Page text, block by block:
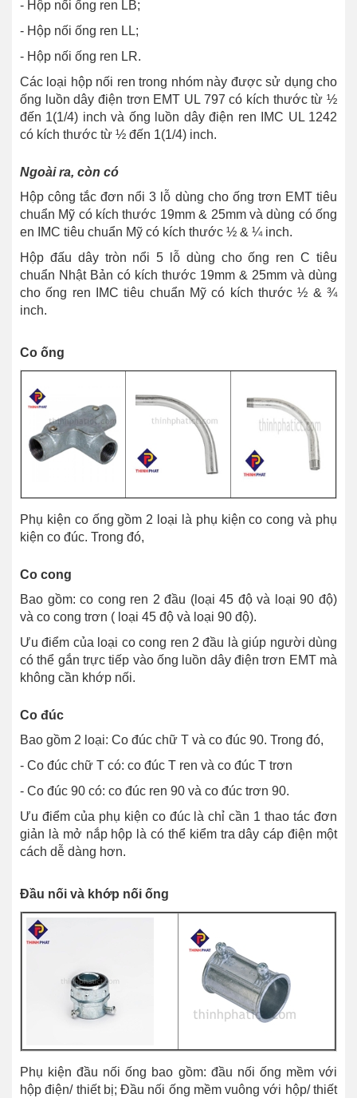
- Hộp nối ống ren LB;
- Hộp nối ống ren LL;
- Hộp nối ống ren LR.
Các loại hộp nối ren trong nhóm này được sử dụng cho
ống luồn dây điện trơn EMT UL 797 có kích thước từ ½
đến 1(1/4) inch và ống luồn dây điện ren IMC UL 1242
có kích thước từ ½ đến 1(1/4) inch.
Ngoài ra, còn có
Hộp công tắc đơn nổi 3 lỗ dùng cho ống trơn EMT tiêu
chuẩn Mỹ có kích thước 19mm & 25mm và dùng có ống
en IMC tiêu chuẩn Mỹ có kích thước ½ & ¼ inch.
Hộp đấu dây tròn nổi 5 lỗ dùng cho ống ren C tiêu
chuẩn Nhật Bản có kích thước 19mm & 25mm và dùng
cho ống ren IMC tiêu chuẩn Mỹ có kích thước ½ & ¾
inch.
Co ống
Phụ kiện co ống gồm 2 loại là phụ kiện co cong và phụ
kiện co đúc. Trong đó,
Co cong
Bao gồm: co cong ren 2 đầu (loại 45 độ và loại 90 độ)
và co cong trơn ( loại 45 độ và loại 90 độ).
Ưu điểm của loại co cong ren 2 đầu là giúp người dùng
có thể gắn trực tiếp vào ống luồn dây điện trơn EMT mà
không cần khớp nối.
Co đúc
Bao gồm 2 loại: Co đúc chữ T và co đúc 90. Trong đó,
- Co đúc chữ T có: co đúc T ren và co đúc T trơn
- Co đúc 90 có: co đúc ren 90 và co đúc trơn 90.
Ưu điểm của phụ kiện co đúc là chỉ cần 1 thao tác đơn
giản là mở nắp hộp là có thể kiểm tra dây cáp điện một
cách dễ dàng hơn.
Đầu nối và khớp nối ống
Phụ kiện đầu nối ống bao gồm: đầu nối ống mềm với
hộp điện/ thiết bị; Đầu nối ống mềm vuông với hộp/ thiết